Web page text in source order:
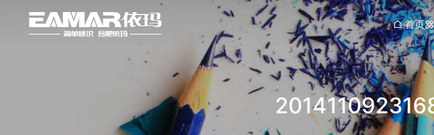
首页